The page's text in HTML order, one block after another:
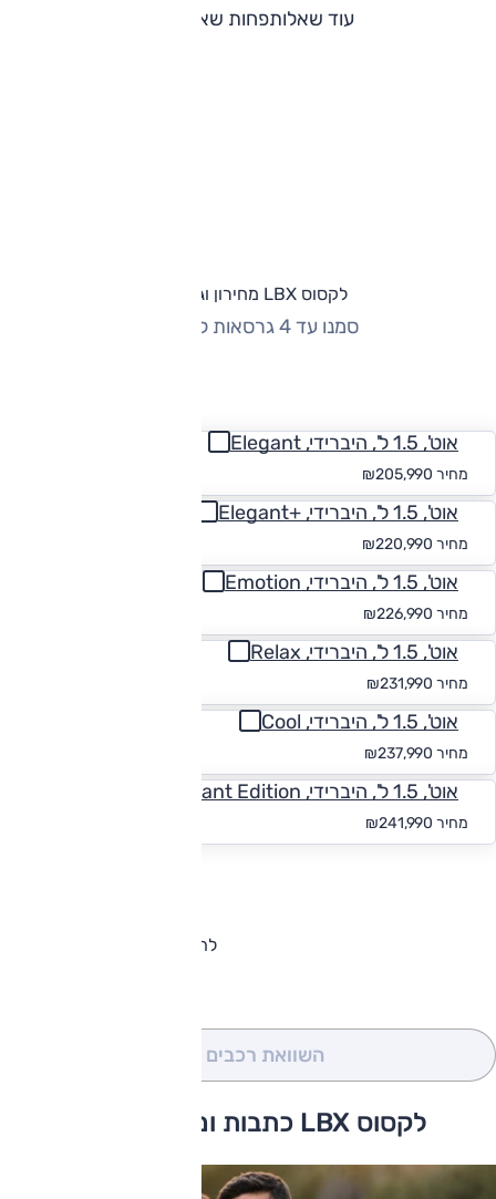
עוד שאלותפחות שאלות
לקסוס LBX מחירון וגרסאות
סמנו עד 4 גרסאות להשוואה
אוט', 1.5 ל', היברידי, Elegant
מחיר
אוט', 1.5 ל', היברידי, +Elegant
מחיר
אוט', 1.5 ל', היברידי, Emotion
מחיר
אוט', 1.5 ל', היברידי, Relax
מחיר
אוט', 1.5 ל', היברידי, Cool
מחיר
אוט', 1.5 ל', היברידי, Vibrant Edition
מחיר
להורדת קטלוג לקסוס LBX
השוואת רכבים
לקסוס LBX כתבות ומבחני דרכים